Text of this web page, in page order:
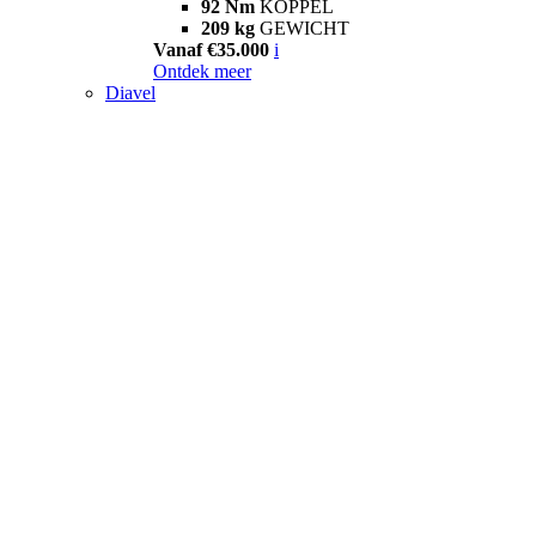
92 Nm KOPPEL
209 kg GEWICHT
Vanaf €35.000 i
Ontdek meer
Diavel